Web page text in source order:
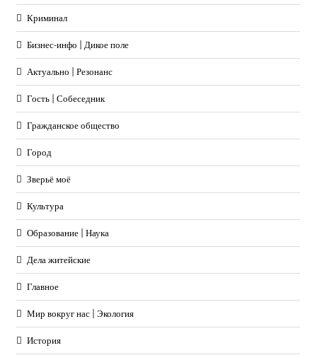
Криминал
Бизнес-инфо | Дикое поле
Актуально | Резонанс
Гость | Собеседник
Гражданское общество
Город
Зверьё моё
Культура
Образование | Наука
Дела житейские
Главное
Мир вокруг нас | Экология
История